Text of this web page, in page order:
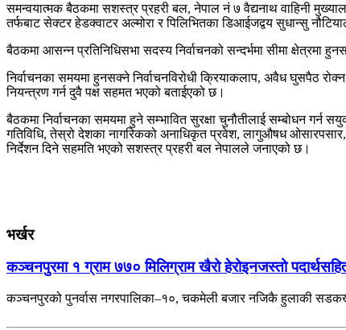
समन्वयात्मक बैठकमा सशस्त्र प्रहरी बल, नेपाल नं ७ वैद्यनाथ वाहिनी
तर्फबाट सेक्टर हेडक्वाटर अल्मोरा र पिलिभितका डिआईजद्वय सुधान्सु
बैठकमा आसन्न प्रतिनिधिसभा सदस्य निर्वाचनको सन्दर्भमा सीमा
निर्वाचनका समयमा हुनसक्ने निर्वाचनविरोधी क्रियाकलाप, अवैध घुसपैठ
नियन्त्रण गर्न दुवै पक्ष सहमत भएको बताईएको छ।
बैठकमा निर्वाचनका समयमा हुने सम्भावित सुरक्षा चुनौतीलाई सम्बोधन
गतिविधि, तेस्रो देशका नागरिकको अनाधिकृत प्रवेश, लागुऔषध ओसारपसार,
निर्देशन दिने सहमति भएको सशस्त्र प्रहरी बल नेपालले जनाएको छ।
भर्खर
कञ्चनपुरमा १ ग्राम ७७० मिलिग्राम खैरो हेरोइनजस्तो
कञ्चनपुरको पुनर्वास नगरपालिका–१०, चकमेली बजार नजिकै हुलाकी